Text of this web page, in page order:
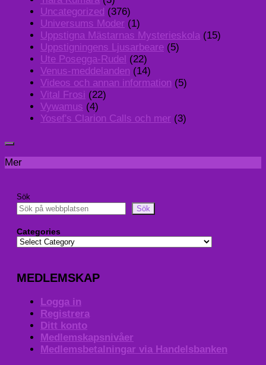
Uncategorized (376)
Universums Moder (1)
Uppstigna Mästarnas Mysterieskola (15)
Uppstigningens Ljusarbeare (5)
Ute Posegga-Rudel (22)
Venus-meddelanden (14)
Videos och annan information (5)
Vital Frosi (22)
Vywamus (4)
Yosef's Clarion Calls och mer (3)
Mer
Sök
Sök
Categories
MEDLEMSKAP
Logga in
Registrera
Ditt konto
Medlemskapsnivåer
Medlemsbetalningar via Handelsbanken